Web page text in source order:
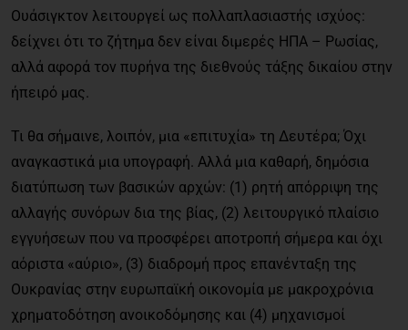
Ουάσιγκτον λειτουργεί ως πολλαπλασιαστής ισχύος:
δείχνει ότι το ζήτημα δεν είναι διμερές ΗΠΑ – Ρωσίας,
αλλά αφορά τον πυρήνα της διεθνούς τάξης δικαίου στην
ήπειρό μας.
Τι θα σήμαινε, λοιπόν, μια «επιτυχία» τη Δευτέρα; Όχι
αναγκαστικά μια υπογραφή. Αλλά μια καθαρή, δημόσια
διατύπωση των βασικών αρχών: (1) ρητή απόρριψη της
αλλαγής συνόρων δια της βίας, (2) λειτουργικό πλαίσιο
εγγυήσεων που να προσφέρει αποτροπή σήμερα και όχι
αόριστα «αύριο», (3) διαδρομή προς επανένταξη της
Ουκρανίας στην ευρωπαϊκή οικονομία με μακροχρόνια
χρηματοδότηση ανοικοδόμησης και (4) μηχανισμοί